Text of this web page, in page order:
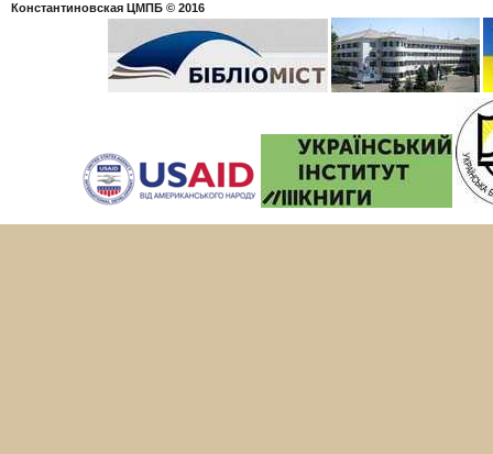
Константиновская ЦМПБ © 2016